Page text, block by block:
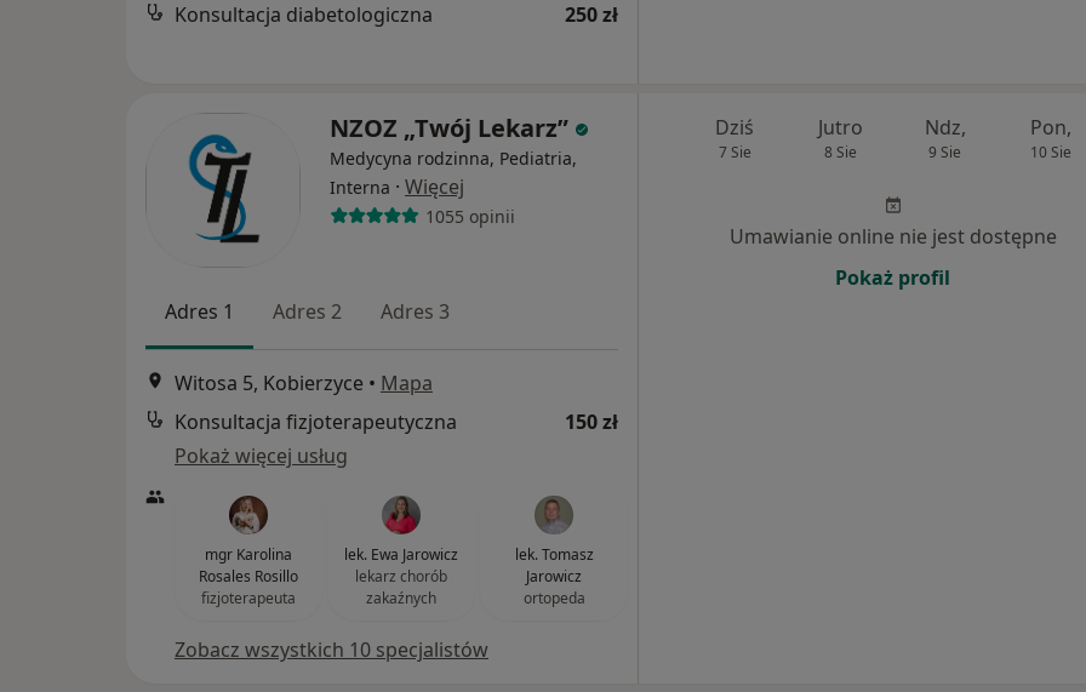
Konsultacja diabetologiczna 250 zł
NZOZ „Twój Lekarz”
Medycyna rodzinna, Pediatria,
Interna · Więcej
1055 opinii
Adres 1 Adres 2 Adres 3
Witosa 5, Kobierzyce • Mapa
Konsultacja fizjoterapeutyczna
150 zł
Pokaż więcej usług
mgr Karolina
Rosales Rosillo
fizjoterapeuta
lek. Ewa Jarowicz
lekarz chorób
zakaźnych
lek. Tomasz
Jarowicz
ortopeda
Zobacz wszystkich 10 specjalistów
Dziś
7 Sie
Jutro
8 Sie
Ndz,
9 Sie
Pon,
10 Sie
Umawianie online nie jest dostępne
Pokaż profil